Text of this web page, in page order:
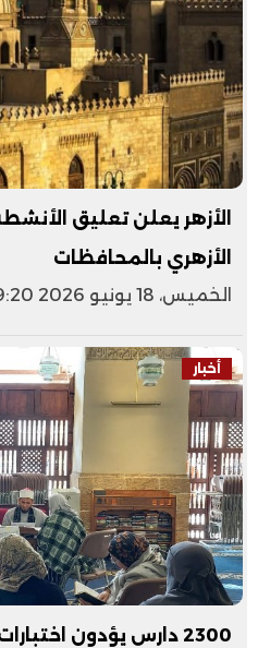
الأزهر يعلن تعليق
الأزهري بالمحافظات
الخميس، 18 يونيو 2026 09:20 ص
أخبار
2300 دارس يؤدون